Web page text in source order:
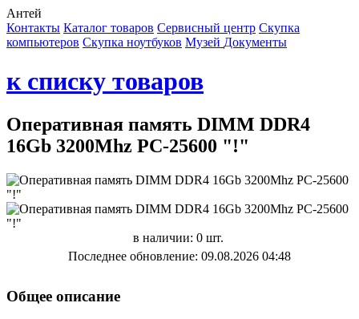
Антей
Контакты Каталог товаров Сервисный центр Cкупка
компьютеров Cкупка ноутбуков Музей Документы
к списку товаров
Оперативная память DIMM DDR4
16Gb 3200Mhz PC-25600 "!"
в наличии: 0 шт.
Последнее обновление: 09.08.2026 04:48
Общее описание